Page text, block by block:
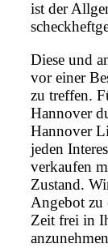
ist der
Diese und
vor einer
zu treffen.
Hannover
Hannover
jeden
verkaufen
Zustand.
Angebot zu
Zeit frei in